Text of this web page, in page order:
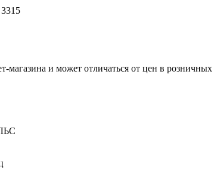
магазина и может отличаться от цен в